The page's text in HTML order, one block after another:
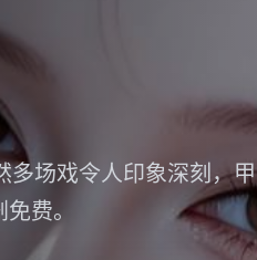
多场戏令人印象深刻，甲
费。